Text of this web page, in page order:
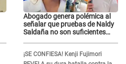
Abogado genera polémica al
señalar que pruebas de Naldy
Saldaña no son suficientes
delito"
¡SE CONFIESA! Kenji Fujimori